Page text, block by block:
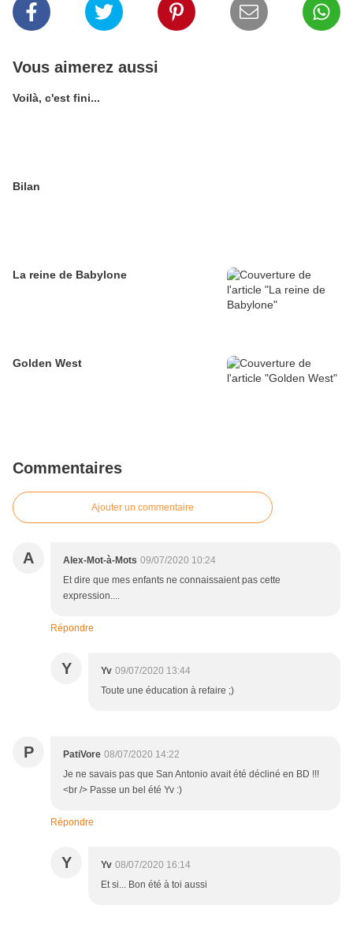
Vous aimerez aussi
Voilà, c'est fini...
Bilan
La reine de Babylone
Golden West
Commentaires
Ajouter un commentaire
A Alex-Mot-à-Mots 09/07/2020 10:24
Et dire que mes enfants ne connaissaient pas cette
expression....
Répondre
Y Yv 09/07/2020 13:44
Toute une éducation à refaire ;)
P PatiVore 08/07/2020 14:22
Je ne savais pas que San Antonio avait été décliné en BD !!!
<br /> Passe un bel été Yv :)
Répondre
Y Yv 08/07/2020 16:14
Et si... Bon été à toi aussi